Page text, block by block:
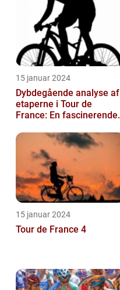
15 januar 2024
Dybdegående analyse af
etaperne i Tour de
France: En fascinerende
15 januar 2024
Tour de France 4